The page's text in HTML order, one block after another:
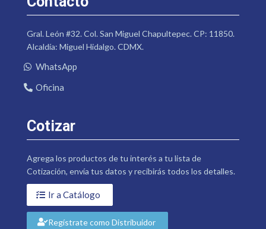
Gral. León #32. Col. San Miguel Chapultepec. CP: 11850.
Alcaldía: Miguel Hidalgo. CDMX.
WhatsApp
Oficina
Cotizar
Agrega los productos de tu interés a tu lista de
Cotización, envía tus datos y recibirás todos los detalles.
Ir a Catálogo
Regístrate como Distribuidor